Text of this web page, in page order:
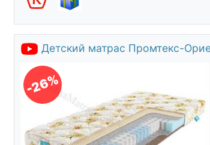
Детский матрас Промтекс-
-26%